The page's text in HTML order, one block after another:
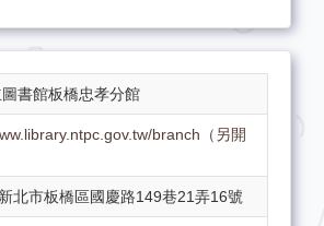
書館板橋忠孝分館
branch（另開
北市板橋區國慶路149巷21弄16號